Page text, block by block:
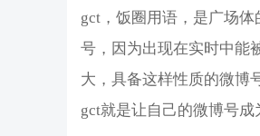
gct，饭圈用语，是广场
号，因为出现在实时中能
大，具备这样性质的微博
gct就是让自己的微博号成